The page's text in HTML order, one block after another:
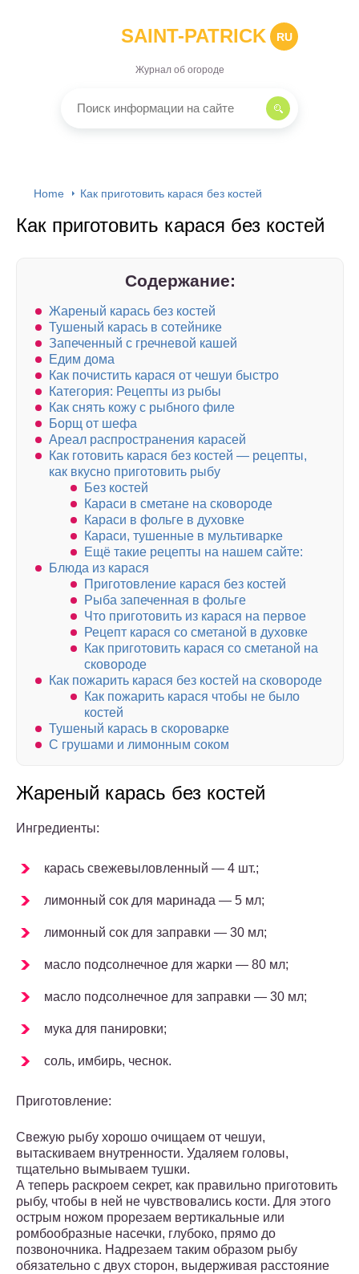
SAINT-PATRICK RU
Журнал об огороде
Home Как приготовить карася без костей
Как приготовить карася без костей
Содержание:
Жареный карась без костей
Тушеный карась в сотейнике
Запеченный с гречневой кашей
Едим дома
Как почистить карася от чешуи быстро
Категория: Рецепты из рыбы
Как снять кожу с рыбного филе
Борщ от шефа
Ареал распространения карасей
Как готовить карася без костей — рецепты,
как вкусно приготовить рыбу
Без костей
Караси в сметане на сковороде
Караси в фольге в духовке
Караси, тушенные в мультиварке
Ещё такие рецепты на нашем сайте:
Блюда из карася
Приготовление карася без костей
Рыба запеченная в фольге
Что приготовить из карася на первое
Рецепт карася со сметаной в духовке
Как приготовить карася со сметаной на
сковороде
Как пожарить карася без костей на сковороде
Как пожарить карася чтобы не было
костей
Тушеный карась в скороварке
С грушами и лимонным соком
Жареный карась без костей
Ингредиенты:
карась свежевыловленный — 4 шт.;
лимонный сок для маринада — 5 мл;
лимонный сок для заправки — 30 мл;
масло подсолнечное для жарки — 80 мл;
масло подсолнечное для заправки — 30 мл;
мука для панировки;
соль, имбирь, чеснок.
Приготовление:
Свежую рыбу хорошо очищаем от чешуи,
вытаскиваем внутренности. Удаляем головы,
тщательно вымываем тушки.
А теперь раскроем секрет, как правильно приготовить
рыбу, чтобы в ней не чувствовались кости. Для этого
острым ножом прорезаем вертикальные или
ромбообразные насечки, глубоко, прямо до
позвоночника. Надрезаем таким образом рыбу
обязательно с двух сторон, выдерживая расстояние